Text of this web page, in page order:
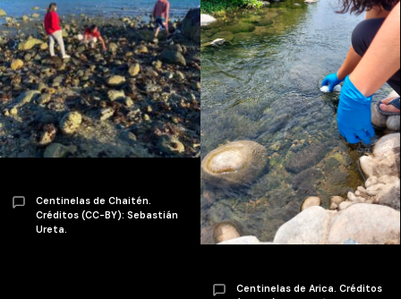
Centinelas de Chaitén.
Créditos (CC-BY): Sebastián
Ureta.
Centinelas de Arica. Créditos